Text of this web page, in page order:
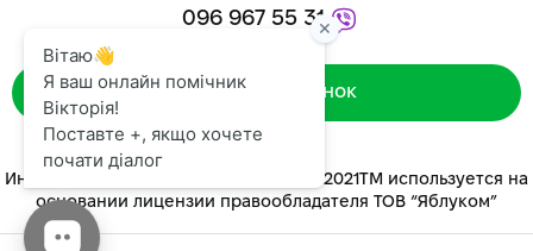
096 967 55 31
Зворотний дзвінок
Интернет-магазин «ЯБЛУКОМ™» 2014-2021ТМ используется на
основании лицензии правообладателя ТОВ “Яблуком”